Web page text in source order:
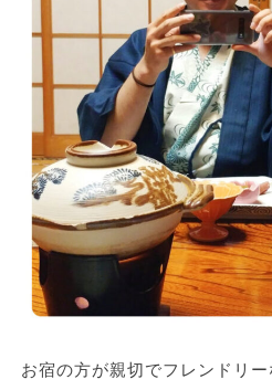
お宿の方が親切でフレンドリ